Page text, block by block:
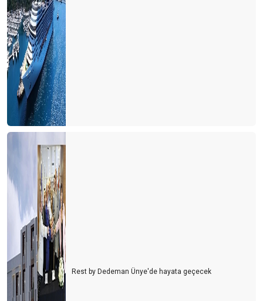
Rest by Dedeman Ünye'de hayata geçecek